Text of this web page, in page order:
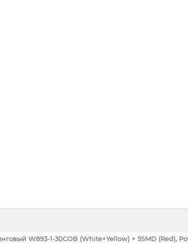
W893-1-30COB (White+Yellow) + 5SMD (Red),